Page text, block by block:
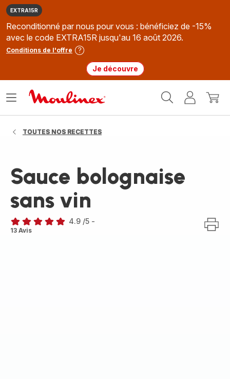
EXTRA15R
Reconditionné par nous pour vous : bénéficiez de -15%
avec le code EXTRA15R jusqu'au 16 août 2026.
Conditions de l'offre
Je découvre
MonMon
Ouvrir
TOUTES NOS RECETTES
Sauce bolognaise
sans vin
ratings.4.9
4.9 /5 -
13 Avis